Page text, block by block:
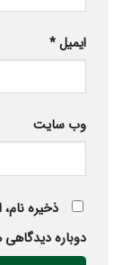
ایمیل*
وب‌ سایت
ذخیره
دوباره